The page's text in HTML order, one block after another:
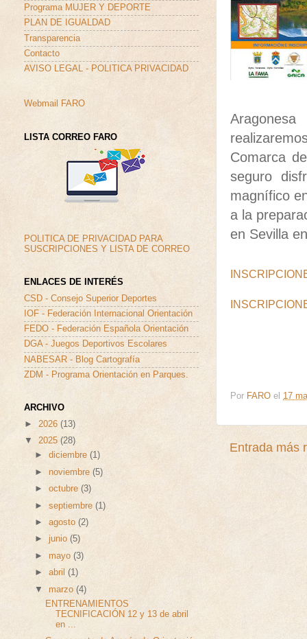
Comarca
seguro
magnífico
a la
en Sevilla
Por FARO el 17
Entrada más
Programa MUJER Y DEPORTE
PLAN DE IGUALDAD
Transparencia
Contacto
AVISO LEGAL - POLITICA PRIVACIDAD
Webmail FARO
LISTA CORREO FARO
POLITICA DE PRIVACIDAD PARA
SUSCRIPCIONES Y LISTA DE CORREO
ENLACES DE INTERÉS
CSD - Consejo Superior Deportes
IOF - Federación Internacional Orientación
FEDO - Federación Española Orientación
DGA - Juegos Deportivos Escolares
NABESAR - Blog Cartografía
ZDM - Programa Orientación en Parques.
ARCHIVO
► 2026 (13)
▼ 2025 (28)
►diciembre(1)
►noviembre(5)
►octubre(3)
►septiembre(1)
►agosto(2)
► junio(5)
► mayo(3)
►abril(1)
▼marzo(4)
ENTRENAMIENTOS
TECNIFICACIÓN 12 y 13 de abril
en ...